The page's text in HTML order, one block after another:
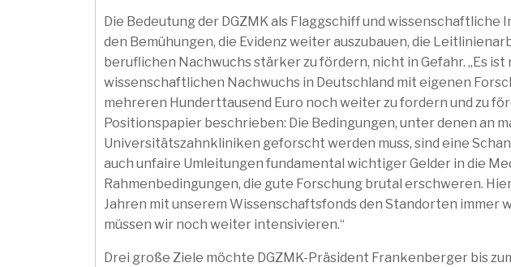
Die Bedeutung der DGZMK als Flaggschiff und wissenschaftliche
den Bemühungen, die Evidenz weiter auszubauen, die
beruflichen Nachwuchs stärker zu fördern, nicht in Gefahr. „Es
wissenschaftlichen Nachwuchs in Deutschland mit eigenen
mehreren Hunderttausend Euro noch weiter zu fordern und zu
Positionspapier beschrieben: Die Bedingungen, unter denen an
Universitätszahnkliniken geforscht werden muss, sind eine
auch unfaire Umleitungen fundamental wichtiger Gelder in die
Rahmenbedingungen, die gute Forschung brutal erschweren.
Jahren mit unserem Wissenschaftsfonds den Standorten immer
müssen wir noch weiter intensivieren.“
Drei große Ziele möchte DGZMK-Präsident Frankenberger bis